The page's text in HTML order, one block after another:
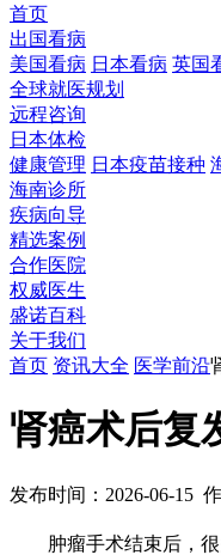
首页
出国看病
美国看病 日本看病 英国
全球就医规划
远程咨询
日本体检
健康管理 日本疫苗接种
海南诊所
疾病向导
精选案例
合作医院
权威医生
盛诺百科
关于我们
首页 资讯大全 医学前沿
肾癌术后复
发布时间： 2026-06-15
肿瘤手术结束后，